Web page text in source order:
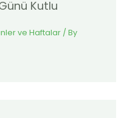
Kutlu
ve Haftalar / By